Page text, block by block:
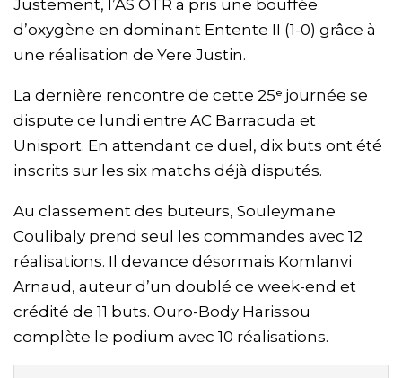
Justement, l’AS OTR a pris une bouffée
d’oxygène en dominant Entente II (1-0) grâce à
une réalisation de Yere Justin.
La dernière rencontre de cette 25ᵉ journée se
dispute ce lundi entre AC Barracuda et
Unisport. En attendant ce duel, dix buts ont été
inscrits sur les six matchs déjà disputés.
Au classement des buteurs, Souleymane
Coulibaly prend seul les commandes avec 12
réalisations. Il devance désormais Komlanvi
Arnaud, auteur d’un doublé ce week-end et
crédité de 11 buts. Ouro-Body Harissou
complète le podium avec 10 réalisations.